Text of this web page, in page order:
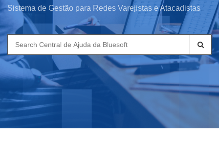
Sistema de Gestão para Redes Varejistas e Atacadistas
Search
for: